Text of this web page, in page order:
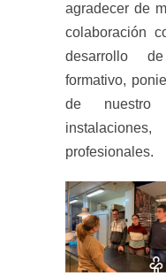
agradecer de
colaboración
desarrollo
formativo,
de nuestro
profesionales.